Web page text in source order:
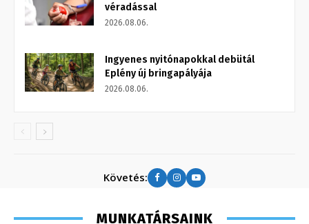
véradással
2026.08.06.
Ingyenes nyitónapokkal debütál
Eplény új bringapályája
2026.08.06.
Követés:
MUNKATÁRSAINK